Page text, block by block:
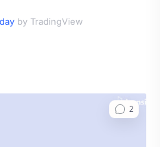
by TradingView